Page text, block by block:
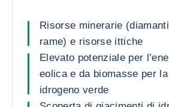
Risorse minerarie
rame) e risorse ittiche
Elevato potenziale per
eolica e da biomasse per
idrogeno verde